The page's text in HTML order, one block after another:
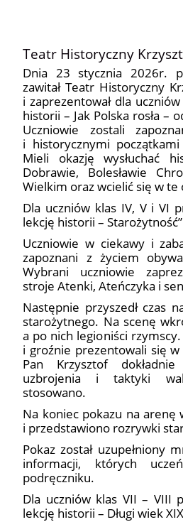
Teatr Historyczny
Dnia 23 stycznia 2026r.
zawitał Teatr Historyczny
i zaprezentował dla
historii – Jak Polska rosła –
Uczniowie zostali
i historycznymi
Mieli okazję wysłuchać
Dobrawie, Bolesławie
Wielkim oraz wcielić się w te
Dla uczniów klas IV, V i VI
lekcję historii –
Uczniowie w ciekawy i
zapoznani z życiem
Wybrani uczniowie
stroje Atenki, Ateńczyka i
Następnie przyszedł czas
starożytnego. Na scenę
a po nich legioniści
i groźnie prezentowali się
Pan Krzysztof
uzbrojenia i taktyki
stosowano.
Na koniec pokazu na arenę
i przedstawiono rozrywki
Pokaz został uzupełniony
informacji, których
podręczniku.
Dla uczniów klas VII – VIII
lekcję historii – Długi wiek